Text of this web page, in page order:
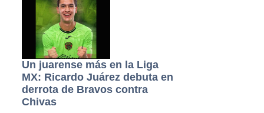
Un juarense más en la Liga
MX: Ricardo Juárez debuta en
derrota de Bravos contra
Chivas